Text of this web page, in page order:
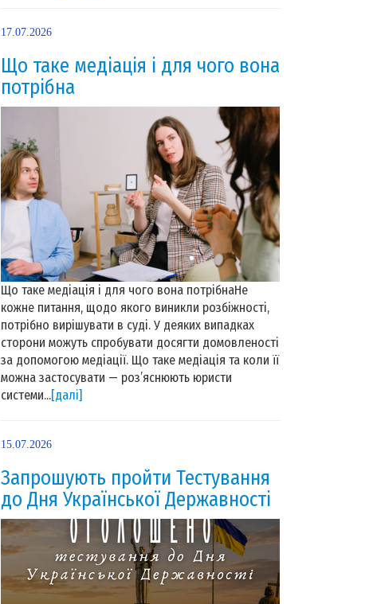
17.07.2026
Що таке медіація і для чого вона
потрібна
Що таке медіація і для чого вона потрібнаНе
кожне питання, щодо якого виникли розбіжності,
потрібно вирішувати в суді. У деяких випадках
сторони можуть спробувати досягти домовленості
за допомогою медіації. Що таке медіація та коли її
можна застосувати — роз’яснюють юристи
системи...[далі]
15.07.2026
Запрошують пройти Тестування
до Дня Української Державності